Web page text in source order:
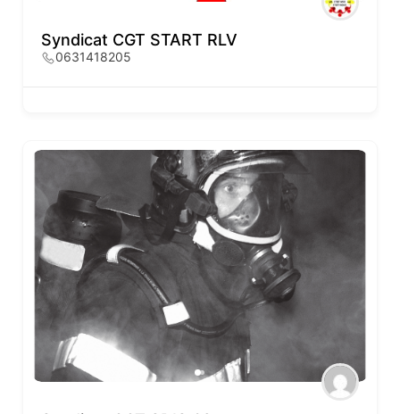
Syndicat CGT START RLV
0631418205